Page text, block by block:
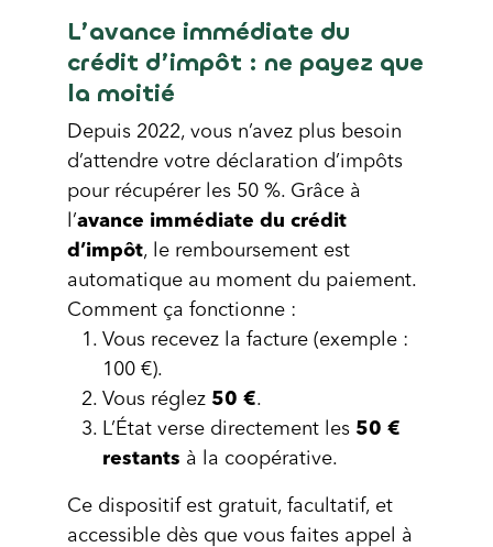
L’avance immédiate du
crédit d’impôt : ne payez que
la moitié
Depuis 2022, vous n’avez plus besoin
d’attendre votre déclaration d’impôts
pour récupérer les 50 %. Grâce à
l’avance immédiate du crédit
d’impôt, le remboursement est
automatique au moment du paiement.
Comment ça fonctionne :
Vous recevez la facture (exemple :
100 €).
Vous réglez 50 €.
L’État verse directement les 50 €
restants à la coopérative.
Ce dispositif est gratuit, facultatif, et
accessible dès que vous faites appel à